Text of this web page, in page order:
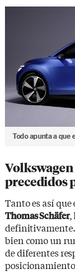
Todo apunta a que
Volkswagen
precedidos
Tanto es así que
Thomas Schäfer,
definitivamente.
bien como un
de diferentes